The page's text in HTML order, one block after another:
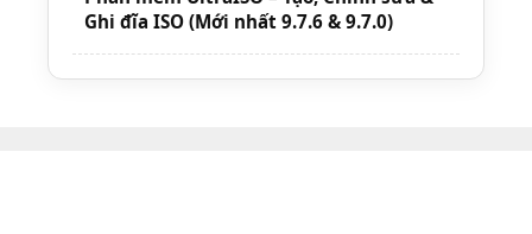
Ghi đĩa ISO (Mới nhất 9.7.6 & 9.7.0)